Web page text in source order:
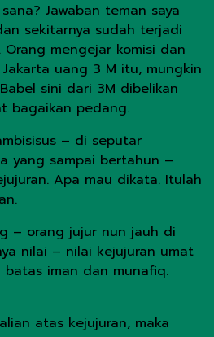
Jawaban teman saya
sekitarnya sudah terjadi
mengejar komisi dan
uang 3 M itu, mungkin
sini dari 3M dibelikan
bagaikan pedang.
– di seputar
yang sampai bertahun –
Apa mau dikata. Itulah
– orang jujur nun jauh di
nilai – nilai kejujuran umat
iman dan munafiq.
atas kejujuran, maka